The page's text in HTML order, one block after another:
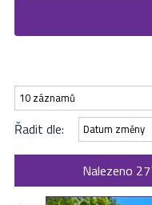
10 záznamů
Řadit dle: Datum změny
Nalezeno